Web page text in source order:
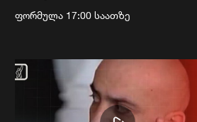
ფორმულა 17:00 საათზე